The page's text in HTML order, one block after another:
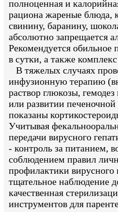
полноценная и
рациона жареные блюда,
свинину, баранину,
абсолютно запрещается
Рекомендуется обильное
в сутки, а также
В тяжелых случаях
инфузионную терапию
раствор глюкозы,
или развитии печеночной
показаны
Учитывая
передачи вирусного
- контроль за питанием,
соблюдением правил
профилактики вирусного
тщательное наблюдение
качественная
инструментов для